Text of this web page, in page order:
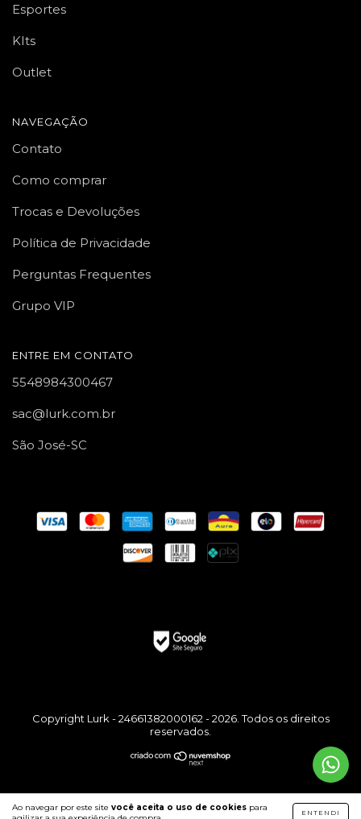
Ao navegar por este site você aceita o uso de cookies para
ENTENDI
Esportes
KIts
Outlet
NAVEGAÇÃO
Contato
Como comprar
Trocas e Devoluções
Política de Privacidade
Perguntas Frequentes
Grupo VIP
ENTRE EM CONTATO
5548984300467
sac@lurk.com.br
São José-SC
Copyright Lurk - 24661382000162 - 2026. Todos os direitos
reservados.